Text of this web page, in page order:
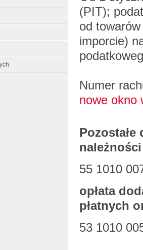
(PIT);
od towarów
imporcie)
Numer
nowe okno
55 1010
opłata
płatnych
53 1010